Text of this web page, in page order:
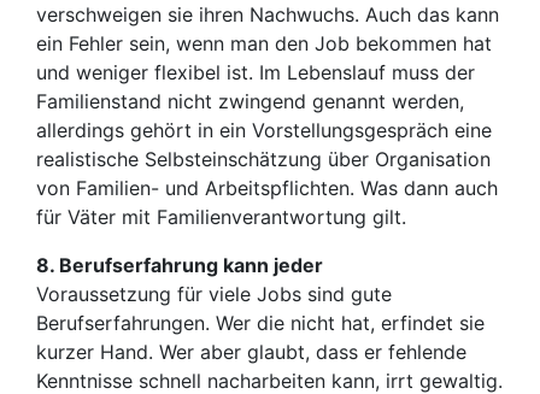
verschweigen sie ihren Nachwuchs. Auch das kann
ein Fehler sein, wenn man den Job bekommen hat
und weniger flexibel ist. Im Lebenslauf muss der
Familienstand nicht zwingend genannt werden,
allerdings gehört in ein Vorstellungsgespräch eine
realistische Selbsteinschätzung über Organisation
von Familien- und Arbeitspflichten. Was dann auch
für Väter mit Familienverantwortung gilt.
8. Berufserfahrung kann jeder
Voraussetzung für viele Jobs sind gute
Berufserfahrungen. Wer die nicht hat, erfindet sie
kurzer Hand. Wer aber glaubt, dass er fehlende
Kenntnisse schnell nacharbeiten kann, irrt gewaltig.